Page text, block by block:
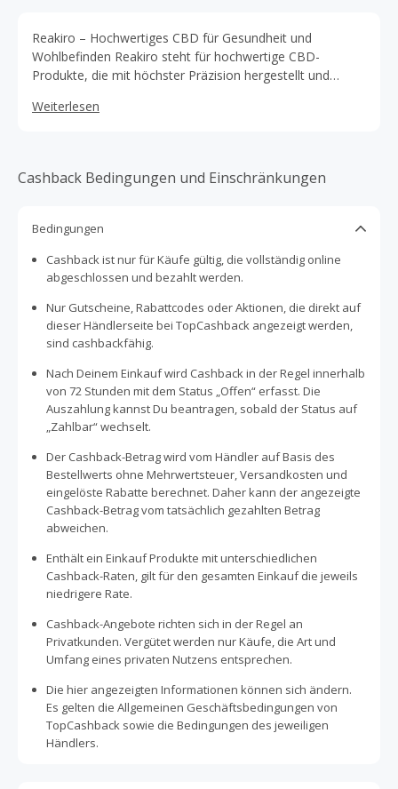
Reakiro – Hochwertiges CBD für Gesundheit und
Wohlbefinden Reakiro steht für hochwertige CBD-
Produkte, die mit höchster Präzision hergestellt und
umfasst CBD-Öle, Kapseln, Hautpflege und Edibles, die
breiten Kundenstamm bietet Reakiro eine zuverlässige
Wahl für alle, die von den Vorteilen von CBD profitieren
möchte, kann zusätzlich sparen. Durch eine Bestellung
Rabattcodes und Gutscheine bei TopCashback, mit denen
sich CBD-Produkte noch günstiger erwerben lassen!
Weiterlesen
Cashback Bedingungen und Einschränkungen
Bedingungen
Cashback ist nur für Käufe gültig, die vollständig online
abgeschlossen und bezahlt werden.
Nur Gutscheine, Rabattcodes oder Aktionen, die direkt auf
dieser Händlerseite bei TopCashback angezeigt werden,
sind cashbackfähig.
Nach Deinem Einkauf wird Cashback in der Regel innerhalb
von 72 Stunden mit dem Status „Offen“ erfasst. Die
Auszahlung kannst Du beantragen, sobald der Status auf
„Zahlbar“ wechselt.
Der Cashback-Betrag wird vom Händler auf Basis des
Bestellwerts ohne Mehrwertsteuer, Versandkosten und
eingelöste Rabatte berechnet. Daher kann der angezeigte
Cashback-Betrag vom tatsächlich gezahlten Betrag
abweichen.
Enthält ein Einkauf Produkte mit unterschiedlichen
Cashback-Raten, gilt für den gesamten Einkauf die jeweils
niedrigere Rate.
Cashback-Angebote richten sich in der Regel an
Privatkunden. Vergütet werden nur Käufe, die Art und
Umfang eines privaten Nutzens entsprechen.
Die hier angezeigten Informationen können sich ändern.
Es gelten die Allgemeinen Geschäftsbedingungen von
TopCashback sowie die Bedingungen des jeweiligen
Händlers.